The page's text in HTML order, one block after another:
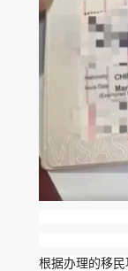
根据办理的移